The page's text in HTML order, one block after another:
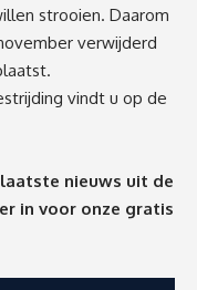
strooien. Daarom
verwijderd
vindt u op de
nieuws uit de
in voor onze gratis